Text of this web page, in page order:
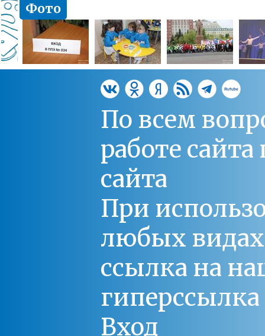
Фото
По всем
работе
сайта
При
любых
ссылка на
Вход